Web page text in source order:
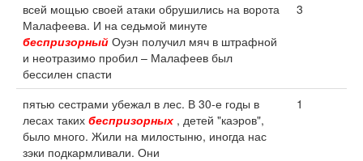
всей мощью своей атаки обрушились на ворота
Малафеева. И на седьмой минуте
беспризорный Оуэн получил мяч в штрафной
и неотразимо пробил – Малафеев был
бессилен спасти
3
пятью сестрами убежал в лес. В 30-е годы в
лесах таких беспризорных , детей "каэров",
было много. Жили на милостыню, иногда нас
зэки подкармливали. Они
1